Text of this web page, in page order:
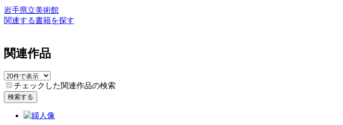
岩手県立美術館
関連する書籍を探す
関連作品
チェックした関連作品の検索
検索する